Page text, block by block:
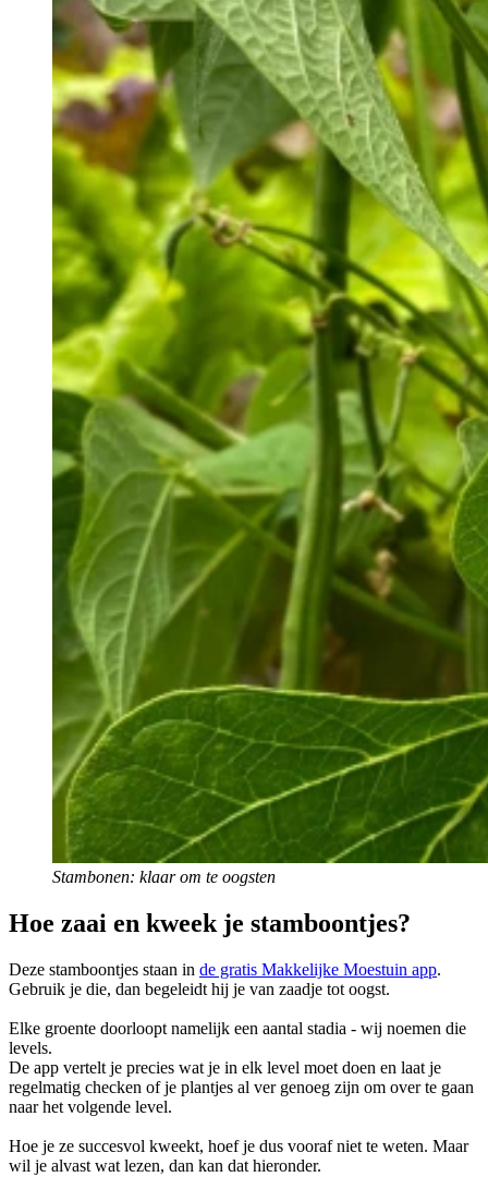
Stambonen: klaar om te oogsten
Hoe zaai en kweek je stamboontjes?
Deze stamboontjes staan in de gratis Makkelijke Moestuin app.
Gebruik je die, dan begeleidt hij je van zaadje tot oogst.
Elke groente doorloopt namelijk een aantal stadia - wij noemen die
levels.
De app vertelt je precies wat je in elk level moet doen en laat je
regelmatig checken of je plantjes al ver genoeg zijn om over te gaan
naar het volgende level.
Hoe je ze succesvol kweekt, hoef je dus vooraf niet te weten. Maar
wil je alvast wat lezen, dan kan dat hieronder.